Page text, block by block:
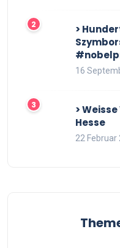
>
16
>
Hesse
22 Februar